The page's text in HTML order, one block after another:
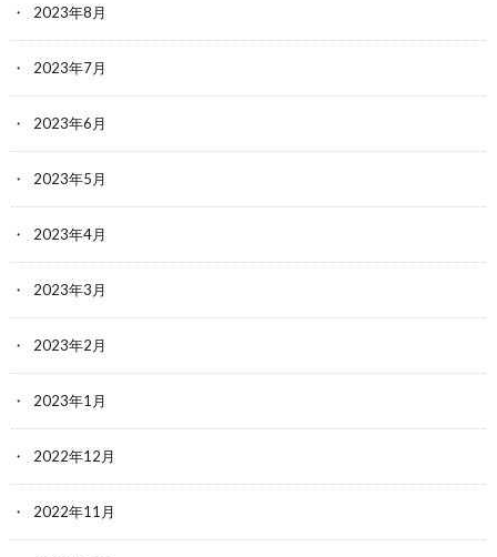
2023年8月
2023年7月
2023年6月
2023年5月
2023年4月
2023年3月
2023年2月
2023年1月
2022年12月
2022年11月